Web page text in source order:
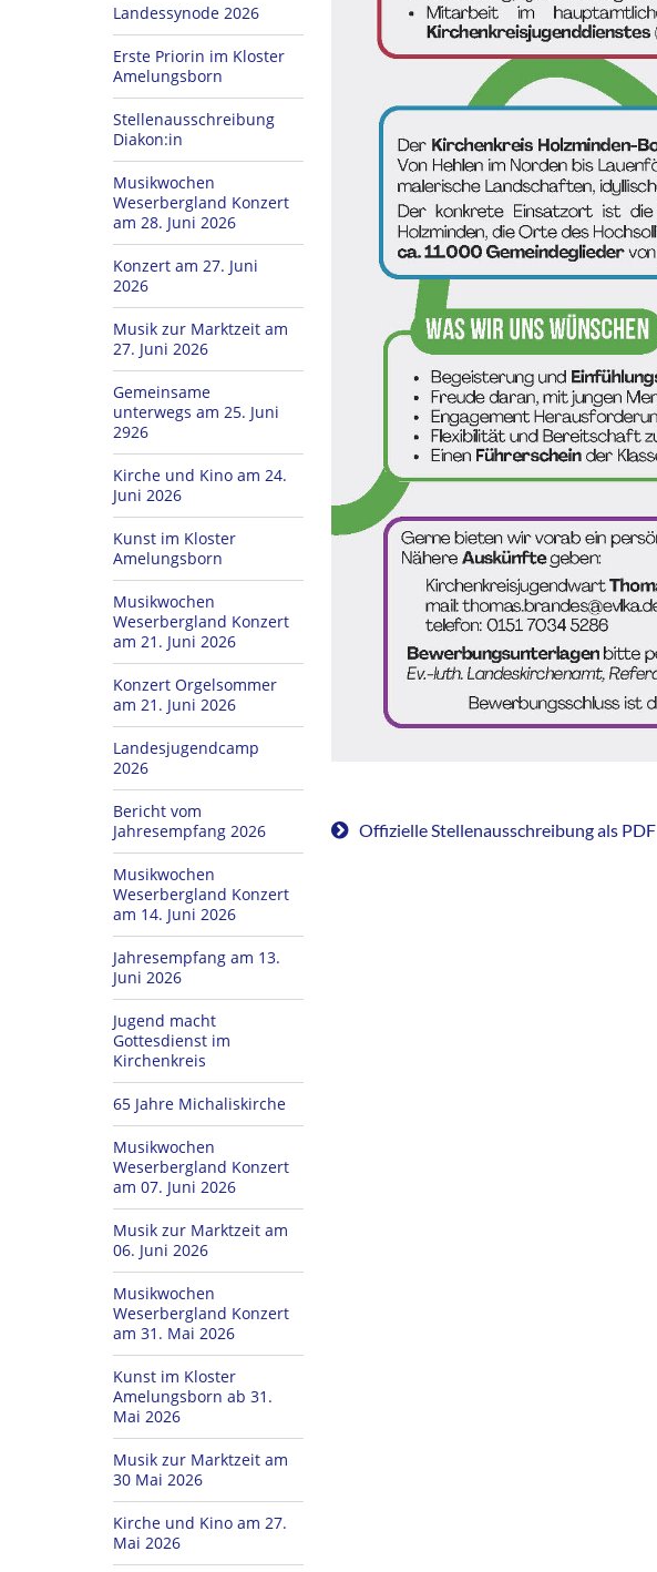
Landessynode 2026
Erste Priorin im Kloster
Amelungsborn
Stellenausschreibung
Diakon:in
Musikwochen
Weserbergland Konzert
am 28. Juni 2026
Konzert am 27. Juni
2026
Musik zur Marktzeit am
27. Juni 2026
Gemeinsame
unterwegs am 25. Juni
2926
Kirche und Kino am 24.
Juni 2026
Kunst im Kloster
Amelungsborn
Musikwochen
Weserbergland Konzert
am 21. Juni 2026
Konzert Orgelsommer
am 21. Juni 2026
Landesjugendcamp
2026
Bericht vom
Jahresempfang 2026
Musikwochen
Weserbergland Konzert
am 14. Juni 2026
Jahresempfang am 13.
Juni 2026
Jugend macht
Gottesdienst im
Kirchenkreis
65 Jahre Michaliskirche
Musikwochen
Weserbergland Konzert
am 07. Juni 2026
Musik zur Marktzeit am
06. Juni 2026
Musikwochen
Weserbergland Konzert
am 31. Mai 2026
Kunst im Kloster
Amelungsborn ab 31.
Mai 2026
Musik zur Marktzeit am
30 Mai 2026
Kirche und Kino am 27.
Mai 2026
Offizielle Stellenausschreibung als PDF